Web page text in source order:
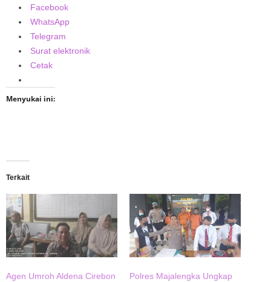
Facebook
WhatsApp
Telegram
Surat elektronik
Cetak
Menyukai ini:
Terkait
Agen Umroh Aldena Cirebon Polres Majalengka Ungkap